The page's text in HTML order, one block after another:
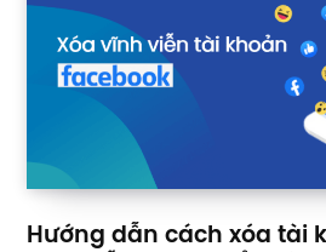
Hướng dẫn cách xóa tài